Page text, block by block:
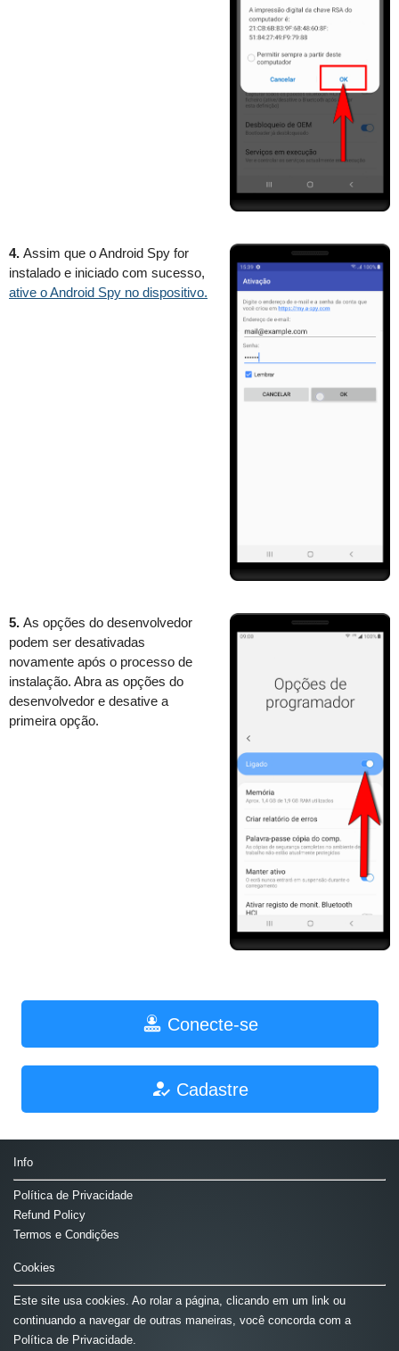
4. Assim que o Android Spy for
instalado e iniciado com sucesso,
ative o Android Spy no dispositivo.
5. As opções do desenvolvedor
podem ser desativadas
novamente após o processo de
instalação. Abra as opções do
desenvolvedor e desative a
primeira opção.
Conecte-se
Cadastre
Info
Política de Privacidade
Refund Policy
Termos e Condições
Cookies
Este site usa cookies. Ao rolar a página, clicando em um link ou
continuando a navegar de outras maneiras, você concorda com a
Política de Privacidade.